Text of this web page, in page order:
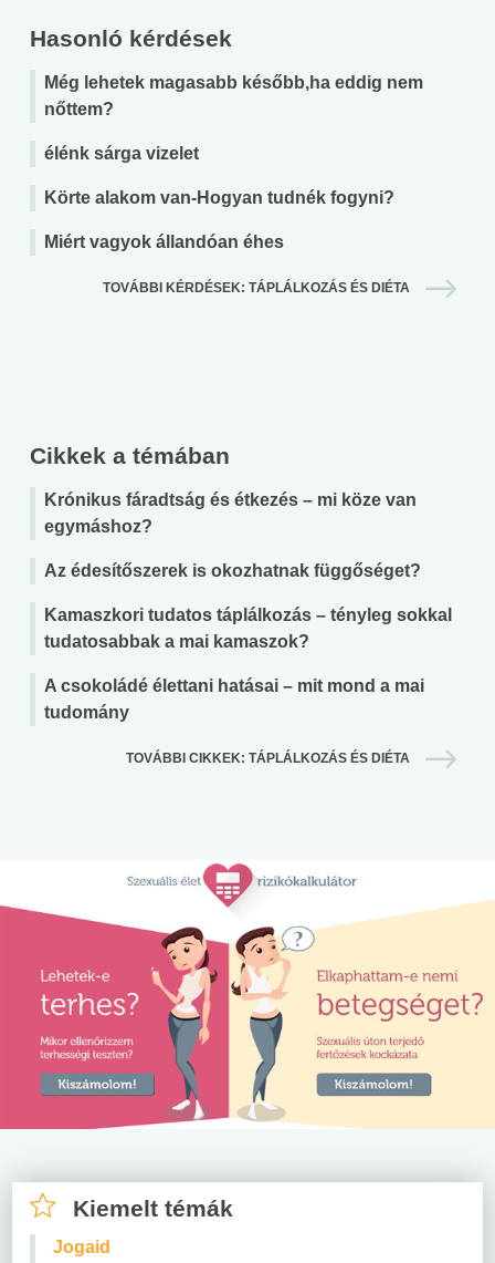
Hasonló kérdések
Még lehetek magasabb később,ha eddig nem
nőttem?
élénk sárga vizelet
Körte alakom van-Hogyan tudnék fogyni?
Miért vagyok állandóan éhes
TOVÁBBI KÉRDÉSEK: TÁPLÁLKOZÁS ÉS DIÉTA
Cikkek a témában
Krónikus fáradtság és étkezés – mi köze van
egymáshoz?
Az édesítőszerek is okozhatnak függőséget?
Kamaszkori tudatos táplálkozás – tényleg sokkal
tudatosabbak a mai kamaszok?
A csokoládé élettani hatásai – mit mond a mai
tudomány
TOVÁBBI CIKKEK: TÁPLÁLKOZÁS ÉS DIÉTA
Kiemelt témák
Jogaid